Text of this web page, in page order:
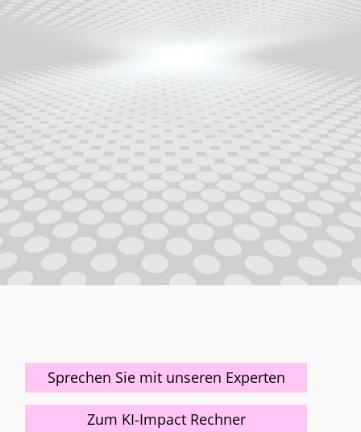
Sprechen Sie mit unseren Experten
Zum KI-Impact Rechner